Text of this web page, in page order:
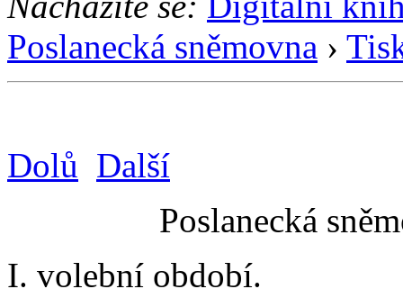
Poslanecká sněmovna ›
Dolů Další
Poslanecká
I. volební období.